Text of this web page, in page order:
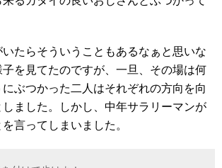
たらそういうこともあるなぁと思いな
を見てたのですが、一旦、その場は何
ぶつかった二人はそれぞれの方向を向
ました。しかし、中年サラリーマンが
言ってしまいました。